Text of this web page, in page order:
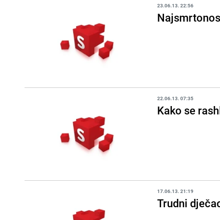
23.06.13. 22:56
22.06.13. 07:35
Kako se
17.06.13. 21:19
Trudni